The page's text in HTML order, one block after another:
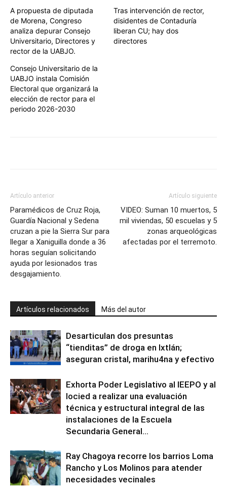
A propuesta de diputada
de Morena, Congreso
analiza depurar Consejo
Universitario, Directores y
rector de la UABJO.
Tras intervención de rector,
disidentes de Contaduría
liberan CU; hay dos
directores
Consejo Universitario de la
UABJO instala Comisión
Electoral que organizará la
elección de rector para el
periodo 2026-2030
Artículo anterior
Paramédicos de Cruz Roja,
Guardía Nacional y Sedena
cruzan a pie la Sierra Sur para
llegar a Xaniguilla donde a 36
horas seguían solicitando
ayuda por lesionados tras
desgajamiento.
Artículo siguiente
VIDEO: Suman 10 muertos, 5
mil viviendas, 50 escuelas y 5
zonas arqueológicas
afectadas por el terremoto.
Artículos relacionados Más del autor
Desarticulan dos presuntas
“tienditas” de droga en Ixtlán;
aseguran cristal, marihu4na y efectivo
Exhorta Poder Legislativo al IEEPO y al
Iocied a realizar una evaluación
técnica y estructural integral de las
instalaciones de la Escuela
Secundaria General...
Ray Chagoya recorre los barrios Loma
Rancho y Los Molinos para atender
necesidades vecinales